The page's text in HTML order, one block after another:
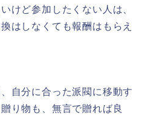
けど参加したくない人は、
はしなくても報酬はもらえ
自分に合った派閥に移動す
り物も、無言で贈れば良